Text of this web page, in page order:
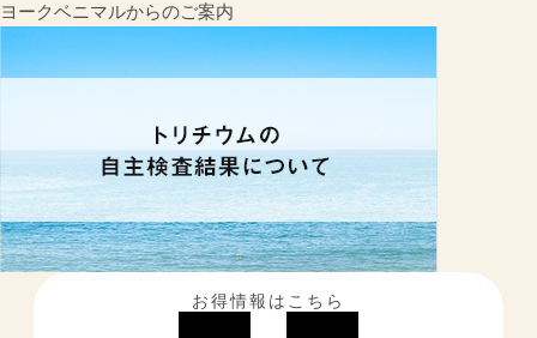
ヨークベニマルからのご案内
お得情報はこちら